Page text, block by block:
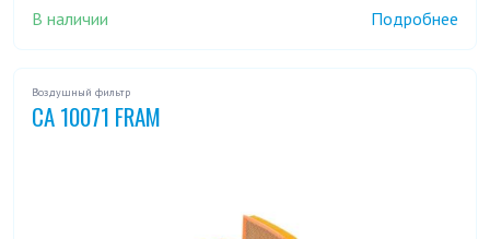
В наличии Подробнее
Воздушный фильтр
CA 10071 FRAM